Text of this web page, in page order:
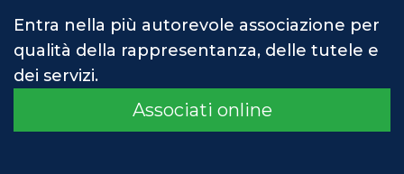
Entra nella più autorevole associazione per
qualità della rappresentanza, delle tutele e
dei servizi.
Associati online